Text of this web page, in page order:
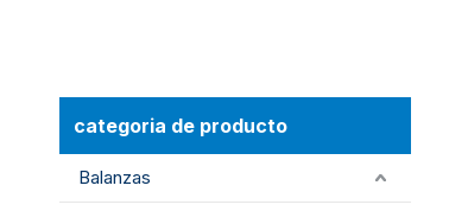
categoria de producto
Balanzas